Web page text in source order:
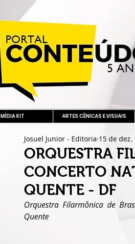
MÍDIA KIT ARTES CÊNICAS E VISUAIS
ORQUESTRA
CONCERTO
QUENTE - DF
Josuel Junior - Editoria 15 de dez.
Orquestra Filarmônica de
Quente